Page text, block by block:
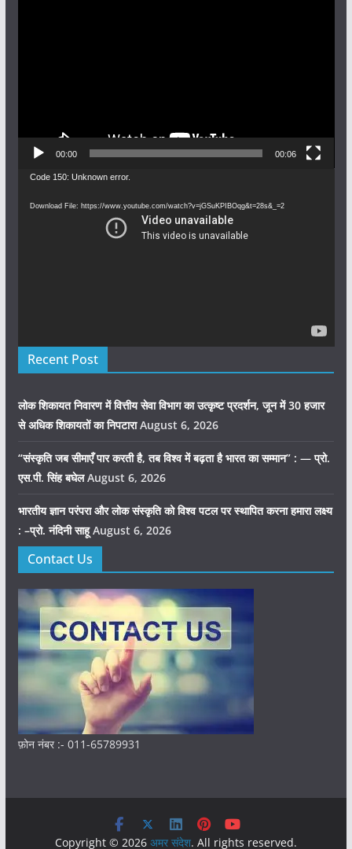
00:00 00:06
Video
Code 150: Unknown error.
Download File: https://www.youtube.com/watch?v=jGSuKPIBOqg&t=28s&_=2
Recent Post
लोक शिकायत निवारण में वित्तीय सेवा विभाग का उत्कृष्ट प्रदर्शन, जून में 30 हजार
से अधिक शिकायतों का निपटारा August 6, 2026
“संस्कृति जब सीमाएँ पार करती है, तब विश्व में बढ़ता है भारत का सम्मान” : — प्रो.
एस.पी. सिंह बघेल August 6, 2026
भारतीय ज्ञान परंपरा और लोक संस्कृति को विश्व पटल पर स्थापित करना हमारा लक्ष्य
: –प्रो. नंदिनी साहू August 6, 2026
Contact Us
फ़ोन नंबर :- 011-65789931
Copyright © 2026 अमर संदेश. All rights reserved.